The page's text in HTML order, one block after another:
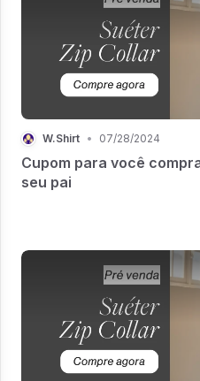
W.Shirt • 07/28/2024
Cupom para você
seu pai